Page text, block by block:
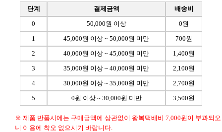
단계 결제금액
배송비
0
50,000원 이상
0원
1
45,000원 이상 ~ 50,000원 미만
700원
2
40,000원 이상 ~ 45,000원 미만
1,400원
3
35,000원 이상 ~ 40,000원 미만
2,100원
4
30,000원 이상 ~ 35,000원 미만
2,700원
5
0원 이상 ~ 30,000원 미만 3,500원
※ 제품 반품시에는 구매금액에 상관없이 왕복택배비 7,000원이 부과되오
니 이용에 착오 없으시기 바랍니다.